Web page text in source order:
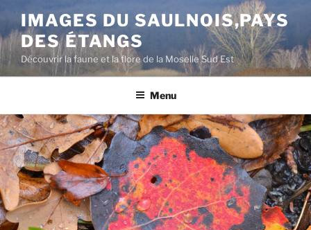
contenu
principal
IMAGES DU SAULNOIS,PAYS
DES ÉTANGS
Découvrir la faune et la flore de la Moselle Sud Est
Menu